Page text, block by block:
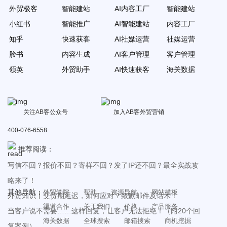
外贸极客
小红书
知乎
脸书
领英
智能建站
智能推广
快速获客
内容生成
外贸助手
AI内容工厂
AI智能建站
AI社媒运营
AI客户管理
AI快速获客
智能建站
内容工厂
社媒运营
客户管理
海关数据
关注AB客公众号 加入AB客外贸营销
400-076-6558
推荐阅读：
写信不回？报价不回？寄样不回？发了IP还不回？最全实战攻
略来了！
外贸知识丨交货期延迟，如何应对？致歉邮件及话术！
当客户说不需要……这样回复，让客户无法拒绝！（附20个回
其他导航： 外贸学院 帮助 资源导航
网站模板
渠道合作
关于我们 价格
产品服务
海关数据
全球搜索 邮箱搜索 商机挖掘